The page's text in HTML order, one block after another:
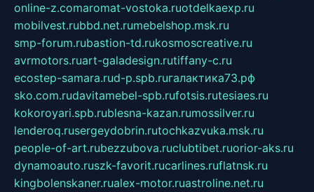
online-z.comaromat-vostoka.ruotdelkaexp.ru
mobilvest.rubbd.net.rumebelshop.msk.ru
smp-forum.rubastion-td.rukosmoscreative.ru
avrmotors.ruart-galadesign.rutiffany-c.ru
ecostep-samara.rud-p.spb.ruгалактика73.рф
sko.com.rudavitamebel-spb.rufotsis.rutesiaes.ru
kokoroyari.spb.rublesna-kazan.rumossilver.ru
lenderoq.rusergeydobrin.rutochkazvuka.msk.ru
people-of-art.rubezzubova.ruclubtibet.ruorior-aks.ru
dynamoauto.ruszk-favorit.rucarlines.ruflatnsk.ru
kingbolenskaner.rualex-motor.ruastroline.net.ru